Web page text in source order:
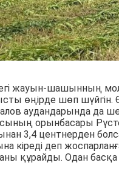
жауын-шашынның
өңірде шөп
аудандарында
орынбасары
3,4 центнерден
кіреді деп
құрайды. Одан